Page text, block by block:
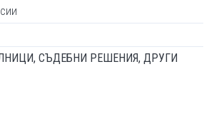
СЪДЕБНИ РЕШЕНИЯ, ДРУГИ